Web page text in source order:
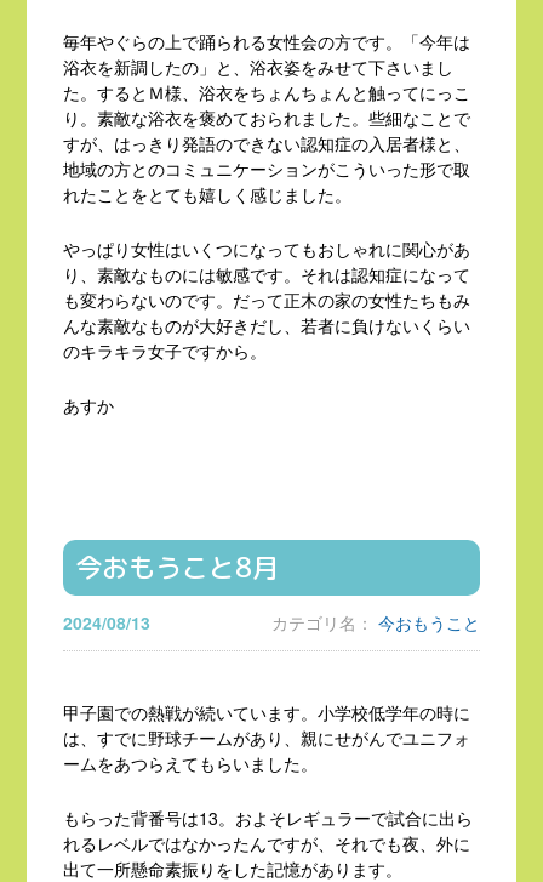
毎年やぐらの上で踊られる女性会の方です。「今年は
浴衣を新調したの」と、浴衣姿をみせて下さいまし
た。するとＭ様、浴衣をちょんちょんと触ってにっこ
り。素敵な浴衣を褒めておられました。些細なことで
すが、はっきり発語のできない認知症の入居者様と、
地域の方とのコミュニケーションがこういった形で取
れたことをとても嬉しく感じました。
やっぱり女性はいくつになってもおしゃれに関心があ
り、素敵なものには敏感です。それは認知症になって
も変わらないのです。だって正木の家の女性たちもみ
んな素敵なものが大好きだし、若者に負けないくらい
のキラキラ女子ですから。
あすか
今おもうこと8月
2024/08/13 カテゴリ名： 今おもうこと
甲子園での熱戦が続いています。小学校低学年の時に
は、すでに野球チームがあり、親にせがんでユニフォ
ームをあつらえてもらいました。
もらった背番号は13。およそレギュラーで試合に出ら
れるレベルではなかったんですが、それでも夜、外に
出て一所懸命素振りをした記憶があります。